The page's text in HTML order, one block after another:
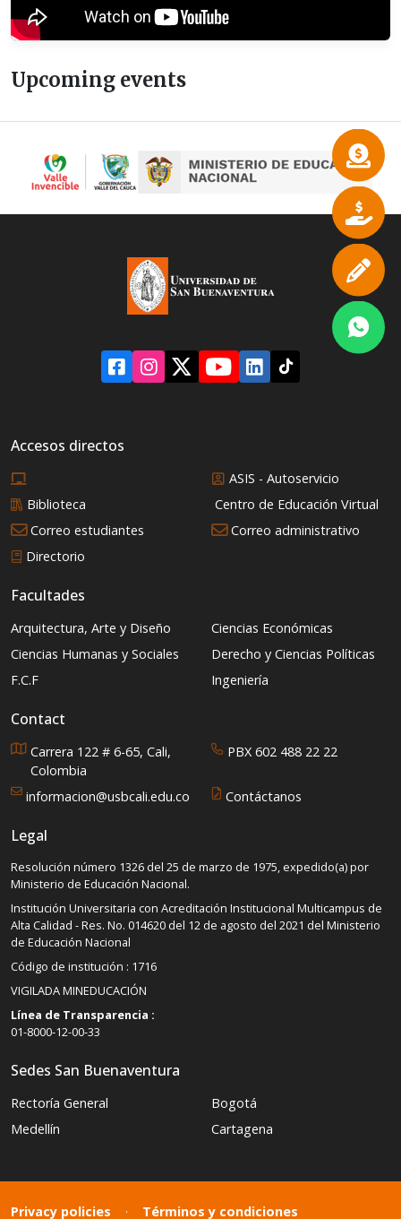
Upcoming events
Accesos directos
ASIS - Autoservicio
Biblioteca
Centro de Educación Virtual
Correo estudiantes
Correo administrativo
Directorio
Facultades
Arquitectura, Arte y Diseño
Ciencias Económicas
Ciencias Humanas y Sociales
Derecho y Ciencias Políticas
F.C.F
Ingeniería
Contact
Carrera 122 # 6-65, Cali,
Colombia
PBX 602 488 22 22
informacion@usbcali.edu.co Contáctanos
Legal
Resolución número 1326 del 25 de marzo de 1975, expedido(a) por
Ministerio de Educación Nacional.
Institución Universitaria con Acreditación Institucional Multicampus de
Alta Calidad - Res. No. 014620 del 12 de agosto del 2021 del Ministerio
de Educación Nacional
Código de institución : 1716
VIGILADA MINEDUCACIÓN
Línea de Transparencia :
01-8000-12-00-33
Sedes San Buenaventura
Rectoría General
Bogotá
Medellín
Cartagena
Privacy policies · Términos y condiciones